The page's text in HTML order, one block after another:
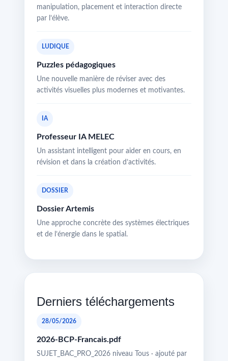
manipulation, placement et interaction directe
par l’élève.
LUDIQUE
Puzzles pédagogiques
Une nouvelle manière de réviser avec des
activités visuelles plus modernes et motivantes.
IA
Professeur IA MELEC
Un assistant intelligent pour aider en cours, en
révision et dans la création d’activités.
DOSSIER
Dossier Artemis
Une approche concrète des systèmes électriques
et de l’énergie dans le spatial.
Derniers téléchargements
28/05/2026
2026-BCP-Francais.pdf
SUJET_BAC_PRO_2026 niveau Tous · ajouté par